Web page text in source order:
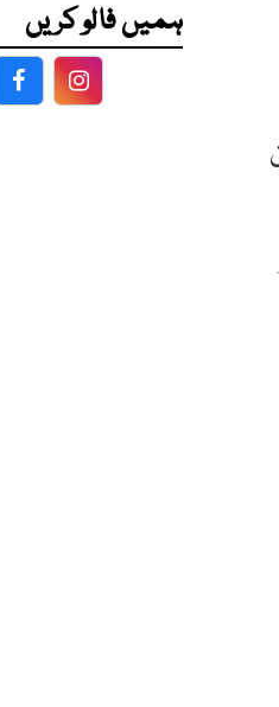
ہمیں فالو کریں
FacebookFacebook